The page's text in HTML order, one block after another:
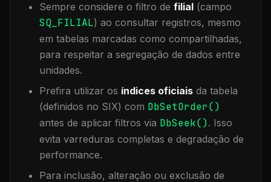
Sempre considere o filtro de filial (campo
SQ_FILIAL) ao consultar registros, mesmo
em tabelas marcadas como compartilhadas,
para respeitar a segregação de dados entre
unidades.
Prefira utilizar os índices oficiais da tabela
(definidos no SIX) com DbSetOrder()
antes de aplicar filtros via DbSeek(). Isso
evita varreduras completas e degradação de
performance.
Para inclusão, alteração ou exclusão de